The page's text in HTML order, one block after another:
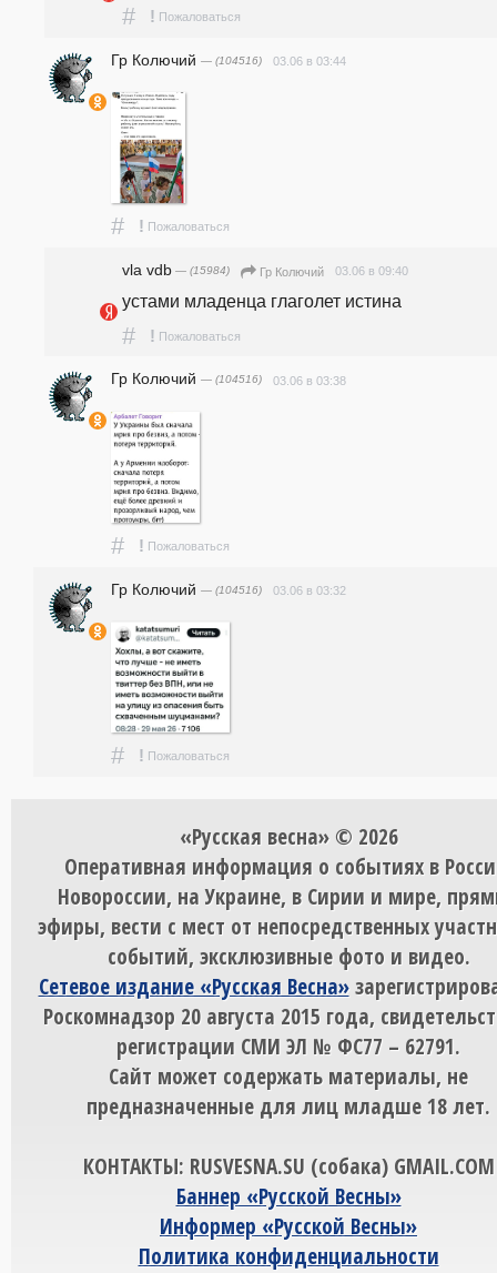
# ! Пожаловаться
Гр Колючий — (104516) 03.06 в 03:44
# ! Пожаловаться
vla vdb — (15984) Гр Колючий 03.06 в 09:40
устами младенца глаголет истина
# ! Пожаловаться
Гр Колючий — (104516) 03.06 в 03:38
# ! Пожаловаться
Гр Колючий — (104516) 03.06 в 03:32
# ! Пожаловаться
«Русская весна» © 2026
Оперативная информация о событиях в
Новороссии, на Украине, в Сирии и мире,
эфиры, вести с мест от непосредственных
событий, эксклюзивные фото и видео.
Сетевое издание «Русская Весна»
Роскомнадзор 20 августа 2015 года,
регистрации СМИ ЭЛ № ФС77 – 62791.
Сайт может содержать материалы, не
предназначенные для лиц младше 18 лет.
КОНТАКТЫ: RUSVESNA.SU (собака) GMAIL.COM
Баннер «Русской Весны»
Информер «Русской Весны»
Политика конфиденциальности